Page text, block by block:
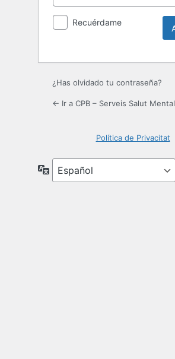
Recuérdame
¿Has olvidado tu contraseña?
← Ir a CPB – Serveis Salut Mental
Política de Privacitat
Idioma